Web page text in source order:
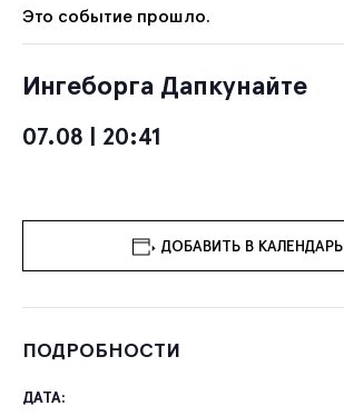
Это событие прошло.
Ингеборга Дапкунайте
07.08 | 20:41
ДОБАВИТЬ В КАЛЕНДАРЬ
ПОДРОБНОСТИ
ДАТА: